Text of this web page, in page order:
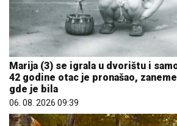
Marija (3) se igrala u dvorištu i
42 godine otac je pronašao,
gde je bila
06. 08. 2026 09:39